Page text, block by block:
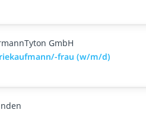
GmbH
frau (w/m/d)